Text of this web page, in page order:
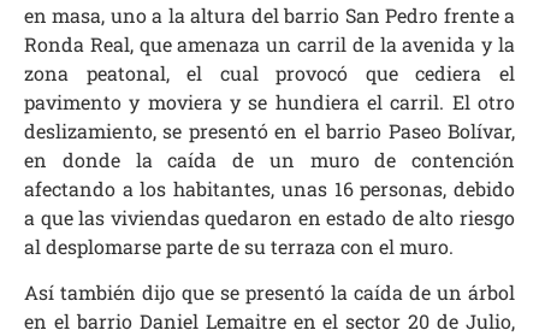
en masa, uno a la altura del barrio San Pedro frente a
Ronda Real, que amenaza un carril de la avenida y la
zona peatonal, el cual provocó que cediera el
pavimento y moviera y se hundiera el carril. El otro
deslizamiento, se presentó en el barrio Paseo Bolívar,
en donde la caída de un muro de contención
afectando a los habitantes, unas 16 personas, debido
a que las viviendas quedaron en estado de alto riesgo
al desplomarse parte de su terraza con el muro.
Así también dijo que se presentó la caída de un árbol
en el barrio Daniel Lemaitre en el sector 20 de Julio,